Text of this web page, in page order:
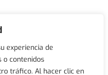
experiencia de
o contenidos
tráfico. Al hacer clic en
industrial base